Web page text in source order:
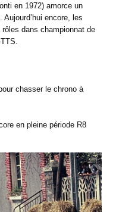
en 1972) amorce un
encore, les
dans championnat de
chasser le chrono à
en pleine période R8